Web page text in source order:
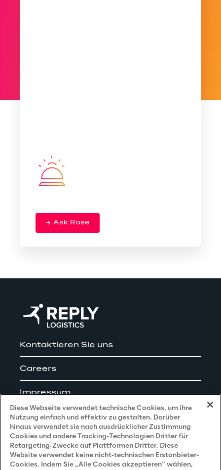
Ask Rose
Kontaktieren Sie uns
Careers
Impressum
Privacy and Legal
Datenschutz- und Cookie Richtlinie
Diese Webseite verwendet technische Cookies, um ihre
Nutzung einfach und effektiv zu gestalten. Darüber
hinaus verwendet sie nach ausdrücklicher Zustimmung
Cookies und andere Tracking-Technologien Dritter für
Retargeting-Zwecke auf Plattformen Dritter. Diese
Website verwendet keine nicht-technischen Erstanbieter-
Cookies. Indem Sie „Alle Cookies akzeptieren“ wählen,